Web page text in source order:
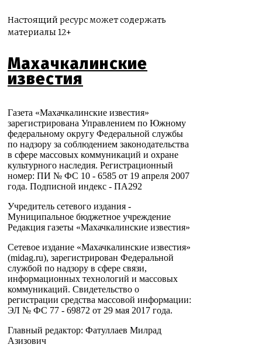
Настоящий ресурс может содержать
материалы 12+
Махачкалинские
известия
Газета «Махачкалинские известия»
зарегистрирована Управлением по Южному
федеральному округу Федеральной службы
по надзору за соблюдением законодательства
в сфере массовых коммуникаций и охране
культурного наследия. Регистрационный
номер: ПИ № ФС 10 - 6585 от 19 апреля 2007
года. Подписной индекс - ПА292
Учредитель сетевого издания -
Муниципальное бюджетное учреждение
Редакция газеты «Махачкалинские известия»
Сетевое издание «Махачкалинские известия»
(midag.ru), зарегистрирован Федеральной
службой по надзору в сфере связи,
информационных технологий и массовых
коммуникаций. Свидетельство о
регистрации средства массовой информации:
ЭЛ № ФС 77 - 69872 от 29 мая 2017 года.
Главный редактор: Фатуллаев Милрад
Азизович